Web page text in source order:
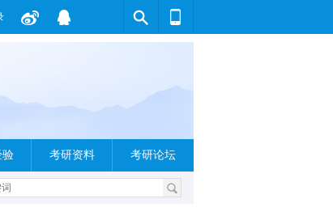
验 考研资料 考研论坛